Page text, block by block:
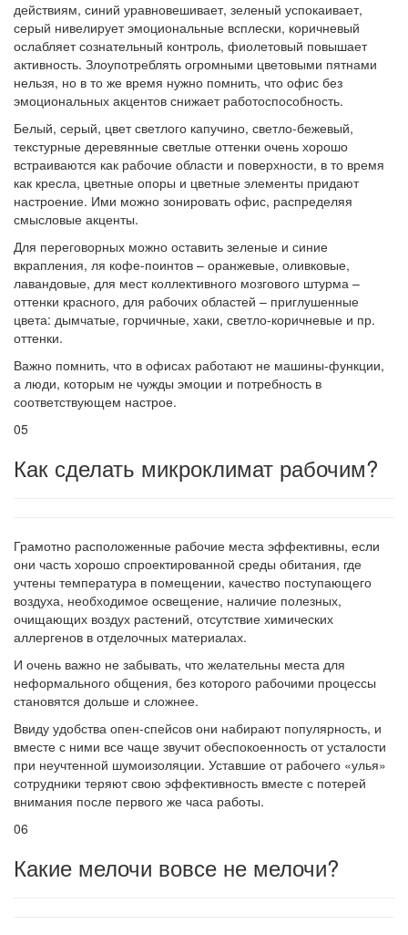
действиям, синий уравновешивает, зеленый успокаивает,
серый нивелирует эмоциональные всплески, коричневый
ослабляет сознательный контроль, фиолетовый повышает
активность. Злоупотреблять огромными цветовыми пятнами
нельзя, но в то же время нужно помнить, что офис без
эмоциональных акцентов снижает работоспособность.
Белый, серый, цвет светлого капучино, светло-бежевый,
текстурные деревянные светлые оттенки очень хорошо
встраиваются как рабочие области и поверхности, в то время
как кресла, цветные опоры и цветные элементы придают
настроение. Ими можно зонировать офис, распределяя
смысловые акценты.
Для переговорных можно оставить зеленые и синие
вкрапления, ля кофе-поинтов – оранжевые, оливковые,
лавандовые, для мест коллективного мозгового штурма –
оттенки красного, для рабочих областей – приглушенные
цвета: дымчатые, горчичные, хаки, светло-коричневые и пр.
оттенки.
Важно помнить, что в офисах работают не машины-функции,
а люди, которым не чужды эмоции и потребность в
соответствующем настрое.
05
Как сделать микроклимат рабочим?
Грамотно расположенные рабочие места эффективны, если
они часть хорошо спроектированной среды обитания, где
учтены температура в помещении, качество поступающего
воздуха, необходимое освещение, наличие полезных,
очищающих воздух растений, отсутствие химических
аллергенов в отделочных материалах.
И очень важно не забывать, что желательны места для
неформального общения, без которого рабочими процессы
становятся дольше и сложнее.
Ввиду удобства опен-спейсов они набирают популярность, и
вместе с ними все чаще звучит обеспокоенность от усталости
при неучтенной шумоизоляции. Уставшие от рабочего «улья»
сотрудники теряют свою эффективность вместе с потерей
внимания после первого же часа работы.
06
Какие мелочи вовсе не мелочи?